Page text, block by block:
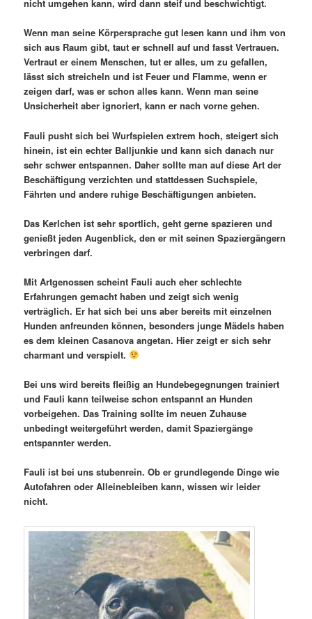
nicht umgehen kann, wird dann steif und beschwichtigt.
Wenn man seine Körpersprache gut lesen kann und ihm von
sich aus Raum gibt, taut er schnell auf und fasst Vertrauen.
Vertraut er einem Menschen, tut er alles, um zu gefallen,
lässt sich streicheln und ist Feuer und Flamme, wenn er
zeigen darf, was er schon alles kann. Wenn man seine
Unsicherheit aber ignoriert, kann er nach vorne gehen.
Fauli pusht sich bei Wurfspielen extrem hoch, steigert sich
hinein, ist ein echter Balljunkie und kann sich danach nur
sehr schwer entspannen. Daher sollte man auf diese Art der
Beschäftigung verzichten und stattdessen Suchspiele,
Fährten und andere ruhige Beschäftigungen anbieten.
Das Kerlchen ist sehr sportlich, geht gerne spazieren und
genießt jeden Augenblick, den er mit seinen Spaziergängern
verbringen darf.
Mit Artgenossen scheint Fauli auch eher schlechte
Erfahrungen gemacht haben und zeigt sich wenig
verträglich. Er hat sich bei uns aber bereits mit einzelnen
Hunden anfreunden können, besonders junge Mädels haben
es dem kleinen Casanova angetan. Hier zeigt er sich sehr
charmant und verspielt.
Bei uns wird bereits fleißig an Hundebegegnungen trainiert
und Fauli kann teilweise schon entspannt an Hunden
vorbeigehen. Das Training sollte im neuen Zuhause
unbedingt weitergeführt werden, damit Spaziergänge
entspannter werden.
Fauli ist bei uns stubenrein. Ob er grundlegende Dinge wie
Autofahren oder Alleinebleiben kann, wissen wir leider
nicht.